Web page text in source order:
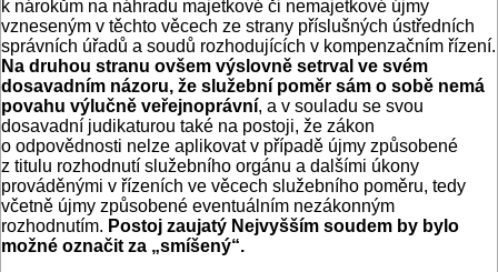
k nárokům na náhradu majetkové či nemajetkové újmy
vzneseným v těchto věcech ze strany příslušných ústředních
správních úřadů a soudů rozhodujících v kompenzačním řízení.
Na druhou stranu ovšem výslovně setrval ve svém
dosavadním názoru, že služební poměr sám o sobě nemá
povahu výlučně veřejnoprávní, a v souladu se svou
dosavadní judikaturou také na postoji, že zákon
o odpovědnosti nelze aplikovat v případě újmy způsobené
z titulu rozhodnutí služebního orgánu a dalšími úkony
prováděnými v řízeních ve věcech služebního poměru, tedy
včetně újmy způsobené eventuálním nezákonným
rozhodnutím. Postoj zaujatý Nejvyšším soudem by bylo
možné označit za „smíšený“.